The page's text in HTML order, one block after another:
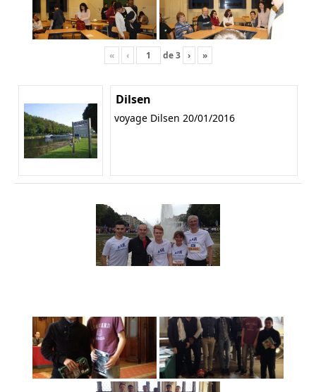
« ‹ de3 › »
Dilsen
voyage Dilsen 20/01/2016